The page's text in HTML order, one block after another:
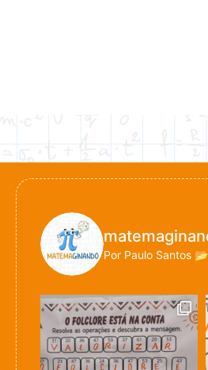
Por Paulo Santos